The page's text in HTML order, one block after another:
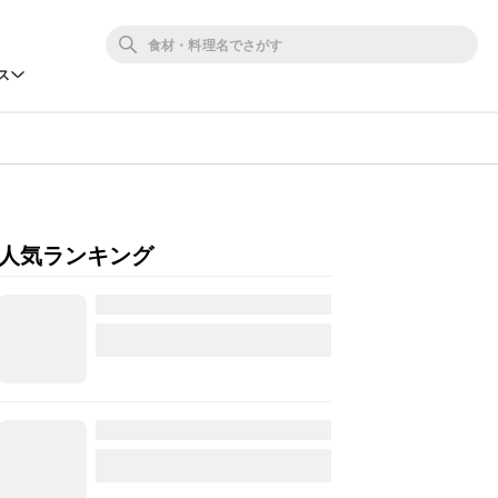
人気ランキング